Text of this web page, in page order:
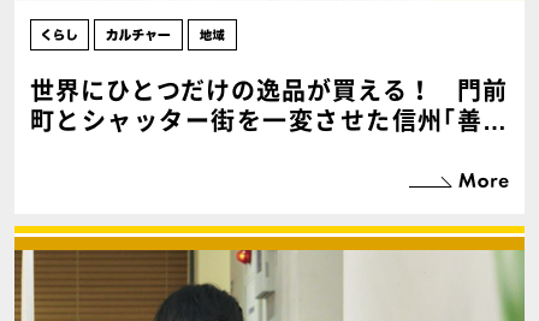
世界にひとつだけの逸品が買える！ 門前
町とシャッター街を一変させた信州｢善光